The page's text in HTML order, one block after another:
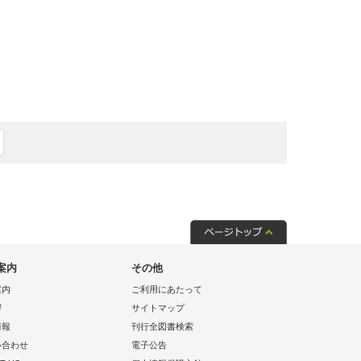
内
合わせ
その他
ご利用にあたって
サイトマップ
刊行全図書検索
電子公告